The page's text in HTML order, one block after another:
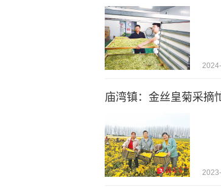
庙湾镇：金丝皇菊采摘